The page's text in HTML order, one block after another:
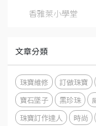
香雅萊小學堂
文章分類
珠寶維修 訂做珠寶
寶石墜子
黑珍珠
珠寶訂作達人
時尚